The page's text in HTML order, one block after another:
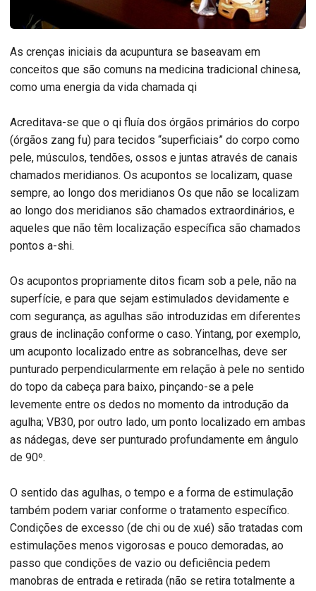
As crenças iniciais da acupuntura se baseavam em
conceitos que são comuns na medicina tradicional chinesa,
como uma energia da vida chamada qi
Acreditava-se que o qi fluía dos órgãos primários do corpo
(órgãos zang fu) para tecidos “superficiais” do corpo como
pele, músculos, tendões, ossos e juntas através de canais
chamados meridianos. Os acupontos se localizam, quase
sempre, ao longo dos meridianos Os que não se localizam
ao longo dos meridianos são chamados extraordinários, e
aqueles que não têm localização específica são chamados
pontos a-shi.
Os acupontos propriamente ditos ficam sob a pele, não na
superfície, e para que sejam estimulados devidamente e
com segurança, as agulhas são introduzidas em diferentes
graus de inclinação conforme o caso. Yintang, por exemplo,
um acuponto localizado entre as sobrancelhas, deve ser
punturado perpendicularmente em relação à pele no sentido
do topo da cabeça para baixo, pinçando-se a pele
levemente entre os dedos no momento da introdução da
agulha; VB30, por outro lado, um ponto localizado em ambas
as nádegas, deve ser punturado profundamente em ângulo
de 90º.
O sentido das agulhas, o tempo e a forma de estimulação
também podem variar conforme o tratamento específico.
Condições de excesso (de chi ou de xué) são tratadas com
estimulações menos vigorosas e pouco demoradas, ao
passo que condições de vazio ou deficiência pedem
manobras de entrada e retirada (não se retira totalmente a